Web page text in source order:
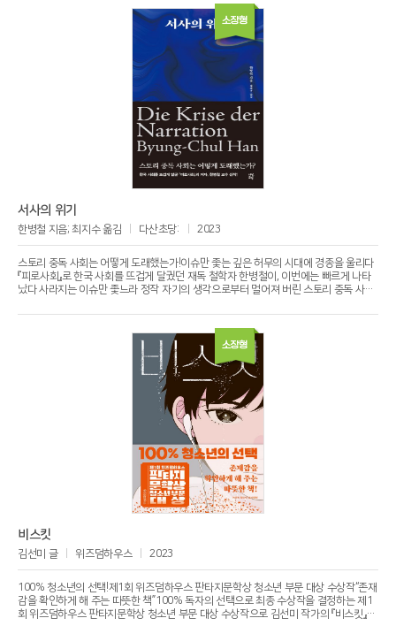
소장형
서사의 위기
한병철 지음; 최지수 옮김 다산초당: 2023
스토리 중독 사회는 어떻게 도래했는가!이슈만 좇는 깊은 허무의 시대에 경종을 울리다
『피로사회』로 한국 사회를 뜨겁게 달궜던 재독 철학자 한병철이, 이번에는 빠르게 나타
났다 사라지는 이슈만 좇느라 정작 자기의 생각으로부터 멀어져 버린 스토리 중독 사회
는 ‘서사’와 ‘스토리’다. 나만의 생각과 맥락이 서사라면, 반짝하고 사라져 버리는 뉴스와
정보들은 스토리다. 한병철은 우리가 억압도, 저항도 없는 스마트한 지배체계에서 자기
삶을 SNS에 게시하며 정보화하도록 조종당하고 있다고 지적한다. 아름다운 꽃을 봐도
감동을 온전히 느끼며 내면으로 파고드는 것이 아니라 재빨리 스마트폰으로 사진을 찍
어 인스타그램 스토리에 올리는 데 그치며 자신만의 서사를 만들지 못한다는 것이다. 고
유한 이야기를 잃은 사회, 내 생각과 느낌을 말하지 못하고 입력한 정보를 앵무새처럼
내뱉는 사회의 끝은 서사 없는 ‘텅 빈 삶’이다.
소장형
비스킷
김선미 글 위즈덤하우스 2023
100% 청소년의 선택!제1회 위즈덤하우스 판타지문학상 청소년 부문 대상 수상작“존재
감을 확인하게 해 주는 따뜻한 책”100% 독자의 선택으로 최종 수상작을 결정하는 제1
회 위즈덤하우스 판타지문학상 청소년 부문 대상 수상작으로 김선미 작가의 『비스킷』이